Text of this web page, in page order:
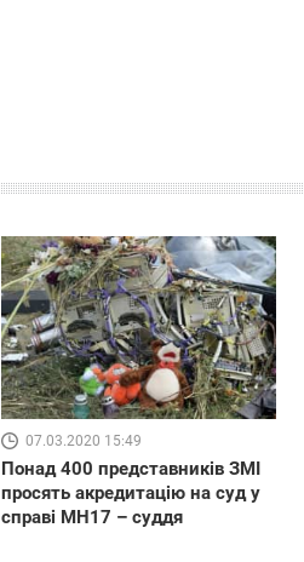
07.03.2020 15:49
Понад 400 представників ЗМІ
просять акредитацію на суд у
справі MH17 – суддя